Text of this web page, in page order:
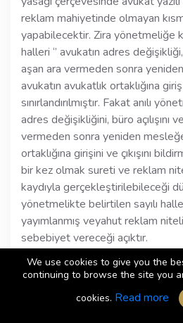
reklam mahiyetinde olmayan
yapabilecektir. Zira yönetmeliğe
halleri ‘’ avukatın adres değişikliği,
aşan ara vermeden sonra
avukatın avukatlık ortaklığına giriş
sınırlandırılmıştır. Fakat anılı
adres değişikliğini, büro açılışını
vermeden sonra yeniden
ortaklığına girişini ve çıkışını
bir kez olmak sureti ve reklam
kaydıyla gerçekleştirilebileceği
yönetmelikte belirtilen sayılı
yayımlanmış veyahut reklam
sebebiyet vereceği açıktır.
Ayrıca avukatlar çeşitli
programlarında reklam amacı ve
hedeflenmeden halka belli
yapabilirler. Lakin Avukat,
We use cookies to give you the
continuing to browse the site you
cookies. Read more